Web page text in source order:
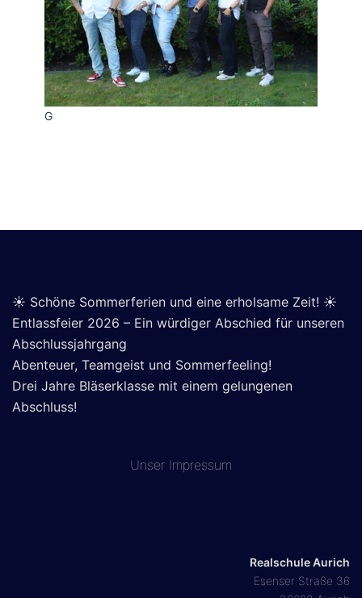
G
☀️ Schöne Sommerferien und eine erholsame Zeit! ☀️
Entlassfeier 2026 – Ein würdiger Abschied für unseren
Abschlussjahrgang
Abenteuer, Teamgeist und Sommerfeeling!
Drei Jahre Bläserklasse mit einem gelungenen
Abschluss!
Unser Impressum
Realschule Aurich
Esenser Straße 36